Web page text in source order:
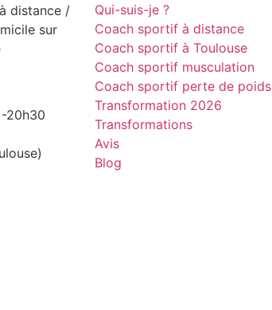
distance /
sur
20h30
Qui-suis-je ?
Coach sportif à distance
Coach sportif à Toulouse
Coach sportif musculation
Coach sportif perte de poids
Transformation 2026
Transformations
Avis
Blog